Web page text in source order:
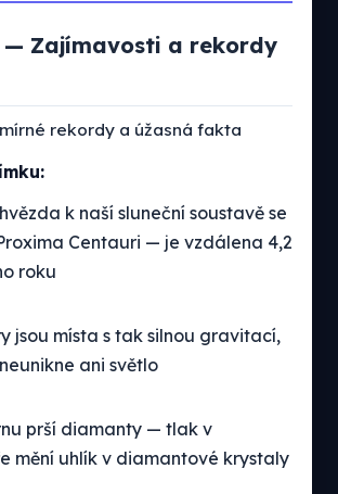
— Zajímavosti a rekordy
rekordy a úžasná fakta
k naší sluneční soustavě se
Centauri — je vzdálena 4,2
roku
jsou místa s tak silnou gravitací,
ani světlo
prší diamanty — tlak v
mění uhlík v diamantové krystaly